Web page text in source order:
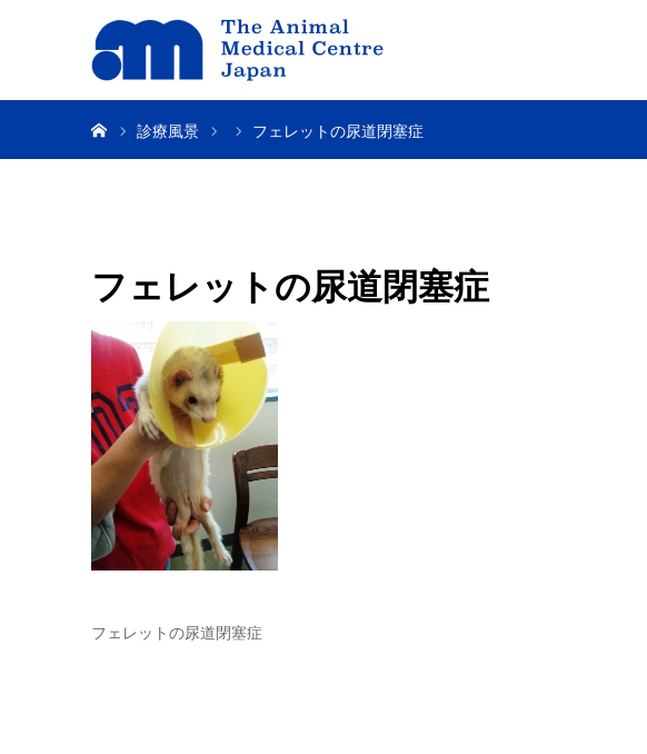
診療風景 フェレットの尿道閉塞症
フェレットの尿道閉塞症
フェレットの尿道閉塞症